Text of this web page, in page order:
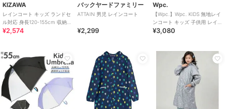
KIZAWA
レインコート キッズ ランドセ
ル対応 身長120-155cm 収納袋
付き ナイロン生地
¥2,574
バックヤードファミリー
ATTAIN 男児 レインコート
¥2,299
Wpc.
【Wpc.】Wpc. KIDS 無地レイ
ンコート キッズ 子供用 レイン
ウェア 男の子 女の子
¥3,080